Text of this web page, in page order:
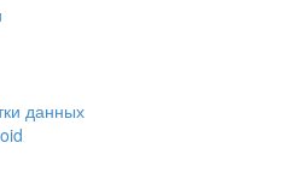
данных